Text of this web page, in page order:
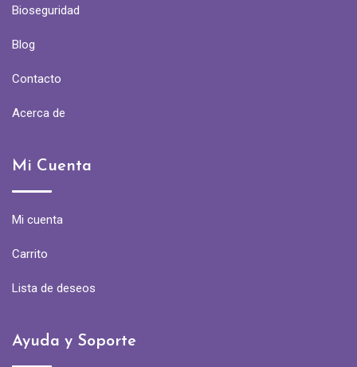
Bioseguridad
Blog
Contacto
Acerca de
Mi Cuenta
Mi cuenta
Carrito
Lista de deseos
Ayuda y Soporte